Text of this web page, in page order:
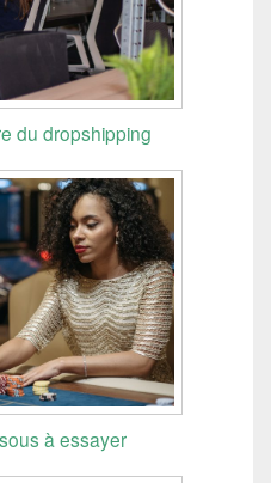
du dropshipping
à essayer